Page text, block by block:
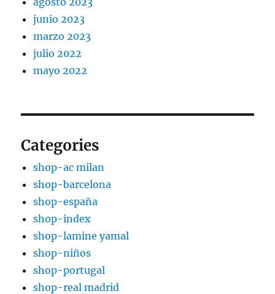
junio 2023
marzo 2023
julio 2022
mayo 2022
Categories
shop-ac milan
shop-barcelona
shop-españa
shop-index
shop-lamine yamal
shop-niños
shop-portugal
shop-real madrid